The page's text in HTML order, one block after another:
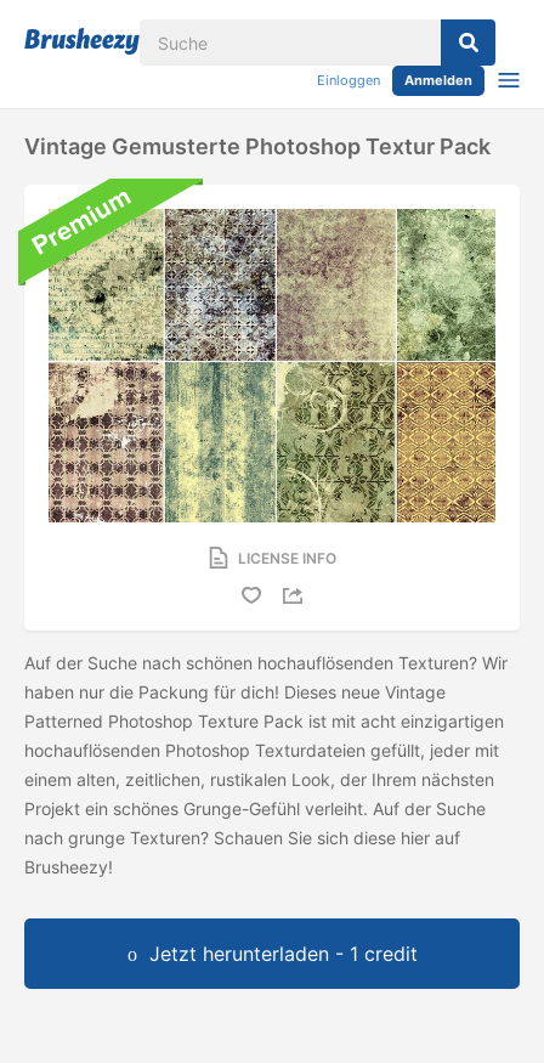
Einloggen Anmelden
Vintage Gemusterte Photoshop Textur Pack
LICENSE INFO
Auf der Suche nach schönen hochauflösenden Texturen? Wir
haben nur die Packung für dich! Dieses neue Vintage
Patterned Photoshop Texture Pack ist mit acht einzigartigen
hochauflösenden Photoshop Texturdateien gefüllt, jeder mit
einem alten, zeitlichen, rustikalen Look, der Ihrem nächsten
Projekt ein schönes Grunge-Gefühl verleiht. Auf der Suche
nach grunge Texturen? Schauen Sie sich diese hier auf
Brusheezy!
Jetzt herunterladen - 1 credit